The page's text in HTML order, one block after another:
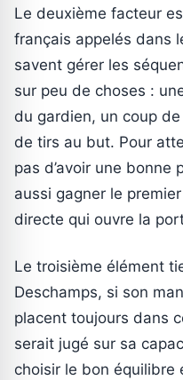
Le deuxième facteur
français appelés dans
savent gérer les
sur peu de choses :
du gardien, un coup
de tirs au but. Pour
pas d’avoir une bonne
aussi gagner le
directe qui ouvre la
Le troisième élément
Deschamps, si son
placent toujours dans
serait jugé sur sa
choisir le bon équilibre